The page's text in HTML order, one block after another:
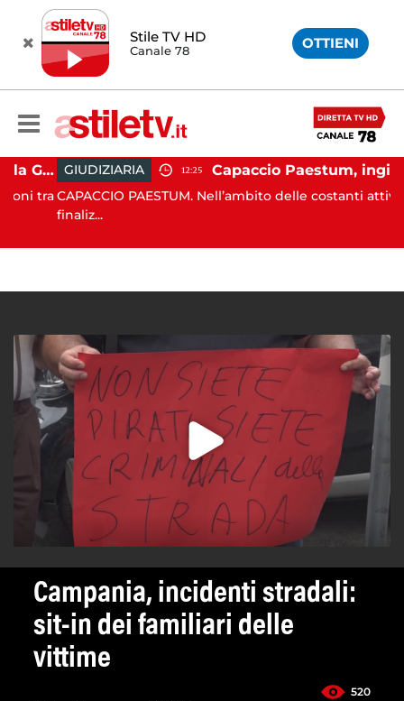
Stile TV HD
Canale 78 OTTIENI
Capaccio Paestum, istituita la Guardia Medica Turistica presso il Psaut di Piazza Santini
tra
GIUDIZIARIA 12:25
CAPACCIO PAESTUM. Nell’ambito delle costanti attività
finaliz...
Campania, incidenti stradali:
sit-in dei familiari delle
vittime
520